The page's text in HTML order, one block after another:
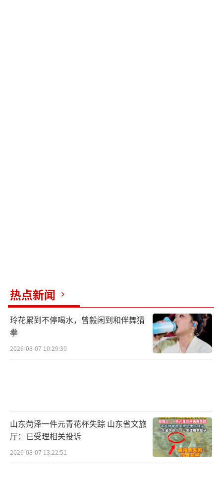
热点新闻
玲花累到不停喝水，曾毅闲到和伴舞猜
拳
2026-08-07 10:29:30
山东菏泽一件元青花杯失踪 山东省文旅
厅：已受理相关投诉
2026-08-07 13:22:51